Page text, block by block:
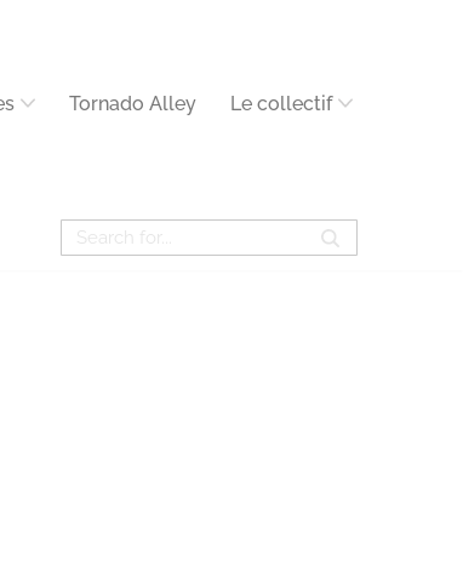
Tornado Alley Le collectif